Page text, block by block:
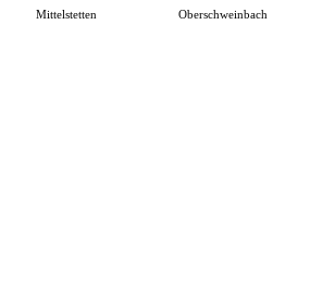
Mittelstetten Oberschweinbach